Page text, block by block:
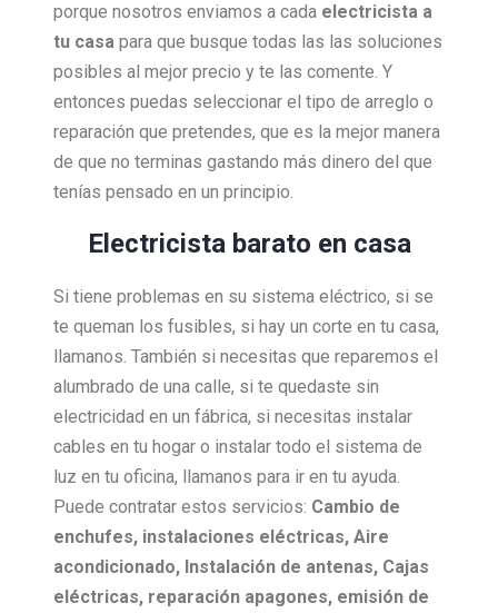
porque nosotros enviamos a cada electricista a
tu casa para que busque todas las las soluciones
posibles al mejor precio y te las comente. Y
entonces puedas seleccionar el tipo de arreglo o
reparación que pretendes, que es la mejor manera
de que no terminas gastando más dinero del que
tenías pensado en un principio.
Electricista barato en casa
Si tiene problemas en su sistema eléctrico, si se
te queman los fusibles, si hay un corte en tu casa,
llamanos. También si necesitas que reparemos el
alumbrado de una calle, si te quedaste sin
electricidad en un fábrica, si necesitas instalar
cables en tu hogar o instalar todo el sistema de
luz en tu oficina, llamanos para ir en tu ayuda.
Puede contratar estos servicios: Cambio de
enchufes, instalaciones eléctricas, Aire
acondicionado, Instalación de antenas, Cajas
eléctricas, reparación apagones, emisión de